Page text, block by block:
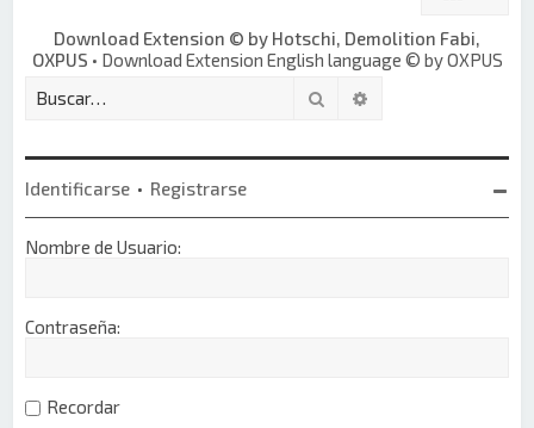
Download Extension © by Hotschi, Demolition Fabi,
OXPUS • Download Extension English language © by OXPUS
Buscar
Identificarse • Registrarse
Nombre de Usuario:
Contraseña:
Recordar